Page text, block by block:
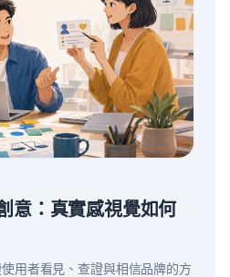
意：真實感視覺如何
用者看見、查證與相信品牌的方